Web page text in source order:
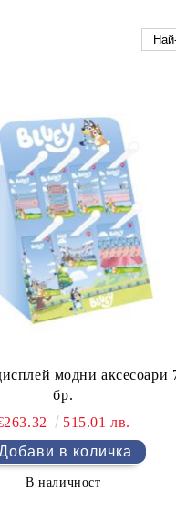
модни аксесоари
бр.
515.01 лв.
В наличност